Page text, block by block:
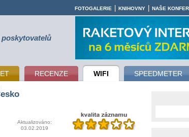
RECENZE WIFI SPEEDMETER
FOTOGALERIE KNIHOVNY NAŠE
Aktualizováno:
03.02.2019